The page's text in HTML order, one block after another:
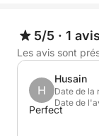
5/5 · 1 avis
Les avis sont
H
Husain
Date de la
Date de
Perfect